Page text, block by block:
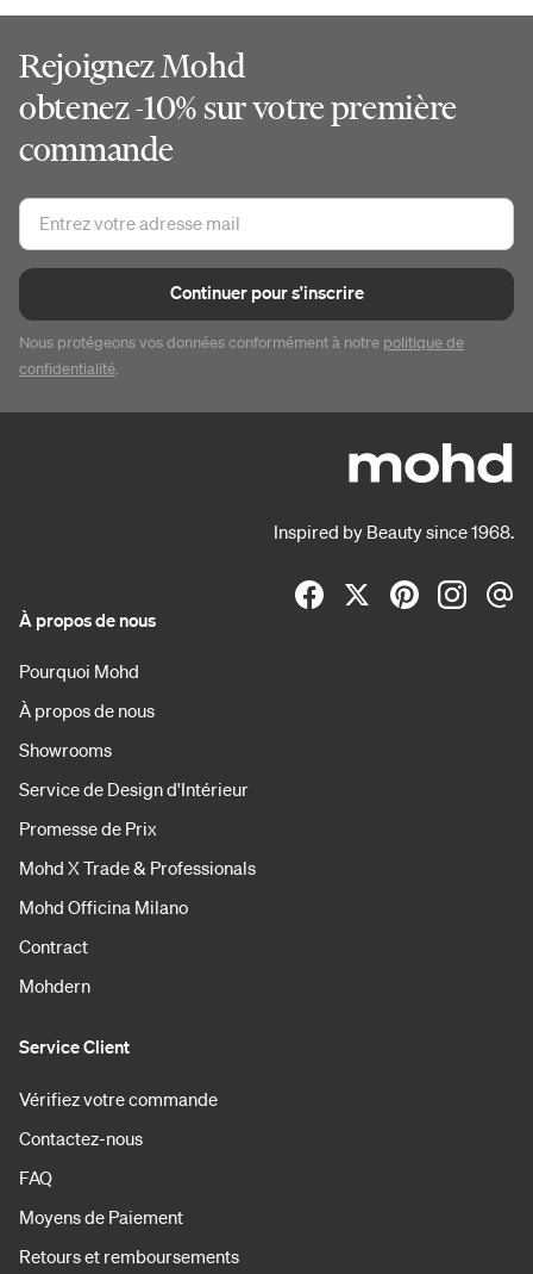
Rejoignez Mohd
obtenez -10% sur votre première
commande
Continuer pour s'inscrire
Nous protégeons vos données conformément à notre politique de
confidentialité.
Inspired by Beauty since 1968.
À propos de nous
Pourquoi Mohd
À propos de nous
Showrooms
Service de Design d'Intérieur
Promesse de Prix
Mohd X Trade & Professionals
Mohd Officina Milano
Contract
Mohdern
Service Client
Vérifiez votre commande
Contactez-nous
FAQ
Moyens de Paiement
Retours et remboursements